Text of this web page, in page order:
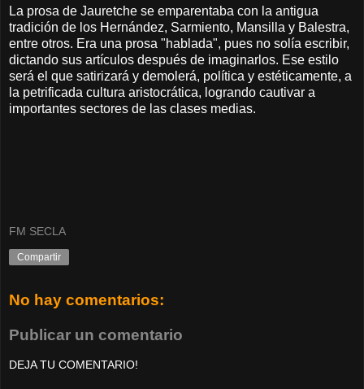
La prosa de Jauretche se emparentaba con la antigua
tradición de los Hernández, Sarmiento, Mansilla y Balestra,
entre otros. Era una prosa "hablada", pues no solía escribir,
dictando sus artículos después de imaginarlos. Ese estilo
será el que satirizará y demolerá, política y estéticamente, a
la petrificada cultura aristocrática, logrando cautivar a
importantes sectores de las clases medias.
FM SECLA
Compartir
No hay comentarios:
Publicar un comentario
DEJA TU COMENTARIO!